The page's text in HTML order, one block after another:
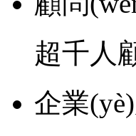
超千人
企業(yè)